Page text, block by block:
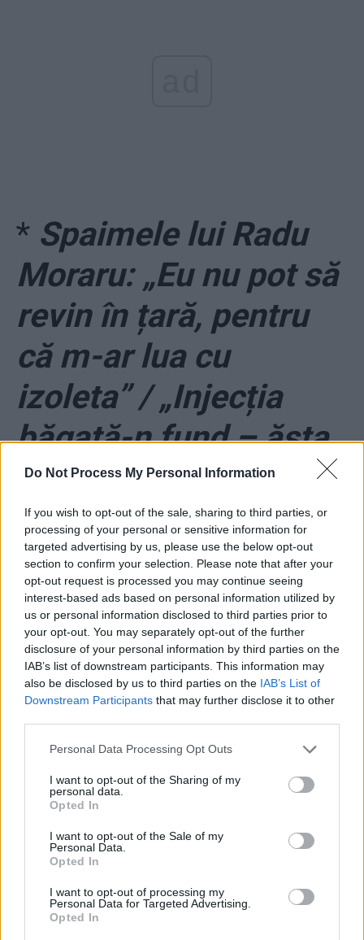
Do Not Process My Personal Information
If you wish to opt-out of the sale, sharing to third parties, or
processing of your personal or sensitive information for
targeted advertising by us, please use the below opt-out
section to confirm your selection. Please note that after your
opt-out request is processed you may continue seeing
interest-based ads based on personal information utilized by
us or personal information disclosed to third parties prior to
your opt-out. You may separately opt-out of the further
disclosure of your personal information by third parties on the
IAB’s list of downstream participants. This information may
also be disclosed by us to third parties on the IAB’s List of
Downstream Participants that may further disclose it to other
Personal Data Processing Opt Outs
I want to opt-out of the Sharing of my
personal data.
Opted In
I want to opt-out of the Sale of my
Personal Data.
Opted In
I want to opt-out of processing my
Personal Data for Targeted Advertising.
Opted In
* Spaimele lui Radu
Moraru: „Eu nu pot să
revin în țară, pentru
că m-ar lua cu
izoleta” / „Injecția
băgată-n fund – ăsta
e scopul final!” / „Eu,
dacă făceam
emisiunile astea în
România, veneau
mascații, puneau
izoletele, veneau
sirenele… Arafatu’
venea personal, mă
băga în carantină și
nu sunt sigur că mai
ieșeam de-acolo”